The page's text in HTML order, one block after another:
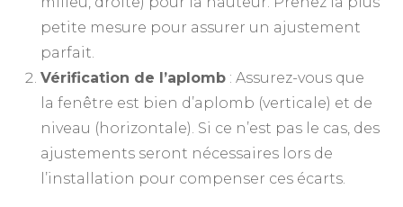
petite mesure pour assurer un ajustement
parfait.
Vérification de l’aplomb : Assurez-vous que
la fenêtre est bien d’aplomb (verticale) et de
niveau (horizontale). Si ce n’est pas le cas, des
ajustements seront nécessaires lors de
l’installation pour compenser ces écarts.